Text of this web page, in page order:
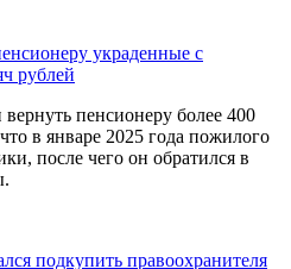
украденные с
рублей
пенсионеру более 400
в январе 2025 года пожилого
после чего он обратился в
подкупить правоохранителя